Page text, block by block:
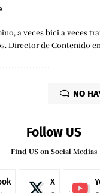
a veces bici a veces
Director de Contenido
NO
Follow US
Find US on Social Medias
X